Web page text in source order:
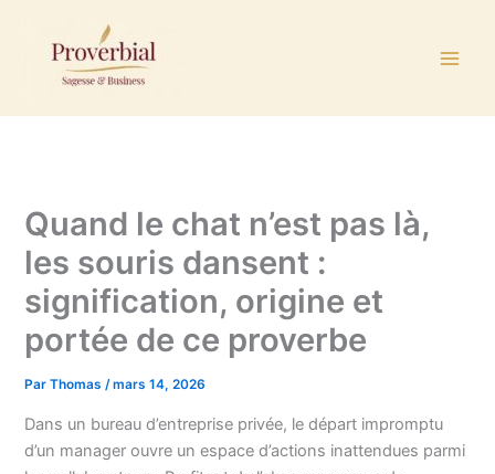
contenu
Quand le chat n’est pas là,
les souris dansent :
signification, origine et
portée de ce proverbe
ParThomas/mars 14, 2026
Dans un bureau d’entreprise privée, le départ impromptu
d’un manager ouvre un espace d’actions inattendues parmi